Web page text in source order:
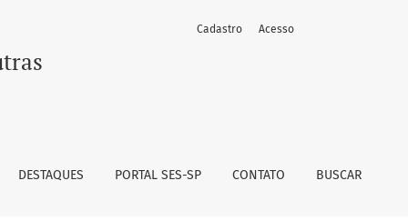
DESTAQUES PORTAL SES-SP CONTATO BUSCAR
Cadastro Acesso